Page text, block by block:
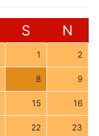
S N
1 2
8 9
15 16
22 23